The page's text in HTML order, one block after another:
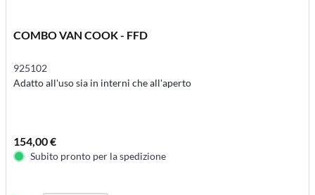
COMBO VAN COOK - FFD
925102
Adatto all'uso sia in interni che all'aperto
154,00 €
Subito pronto per la spedizione